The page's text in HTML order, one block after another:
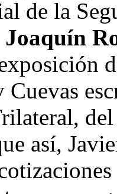
de la
Joaquín
así,